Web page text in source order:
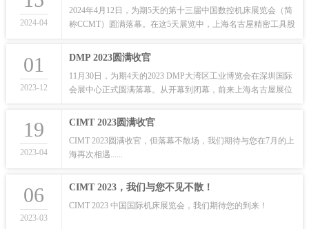
2024-04
2024年4月12日，为期5天的第十三届中国数控机床展览会（简
称CCMT）圆满落幕。在这5天展览中，上海名古屋精密工具股
出了最新的产品和技术，吸引了众多国内外的参观者和业界人
01
2023-12
DMP 2023圆满收官
11月30日，为期4天的2023 DMP大湾区工业博览会在深圳国际
会展中心正式圆满落幕。从开幕到闭幕，前来上海名古屋展位
19
2023-04
CIMT 2023圆满收官
CIMT 2023圆满收官，但落幕不散场，我们期待与您在7月的上
海再次相遇......
06
2023-03
CIMT 2023，我们与您不见不散！
CIMT 2023 中国国际机床展览会，我们期待您的到来！